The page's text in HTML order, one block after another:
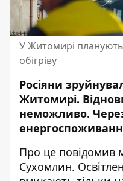
У Житомирі
обігріву
Росіяни
Житомирі.
неможливо.
Про це повідомив
Сухомлин.